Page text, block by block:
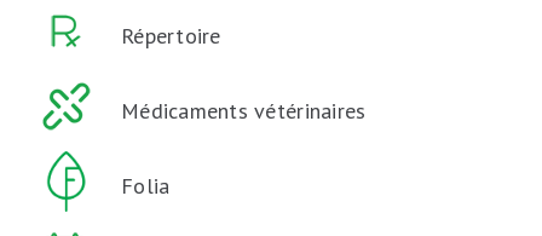
Répertoire
Médicaments vétérinaires
Folia